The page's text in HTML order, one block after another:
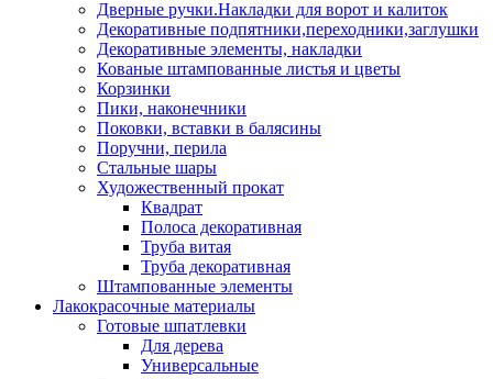
Дверные ручки.Накладки для ворот и калиток
Декоративные подпятники,переходники,заглушки
Декоративные элементы, накладки
Кованые штампованные листья и цветы
Корзинки
Пики, наконечники
Поковки, вставки в балясины
Поручни, перила
Стальные шары
Художественный прокат
Квадрат
Полоса декоративная
Труба витая
Труба декоративная
Штампованные элементы
Лакокрасочные материалы
Готовые шпатлевки
Для дерева
Универсальные